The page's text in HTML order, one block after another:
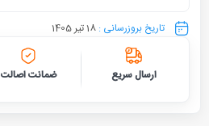
تاریخ بروزرسانی : 18 تیر 1405
ارسال سریع ضمانت اصالت